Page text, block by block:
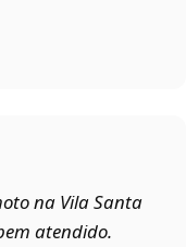
na Vila Santa
atendido.